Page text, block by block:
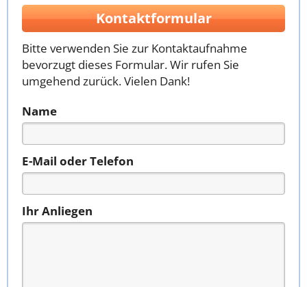
Kontaktformular
Bitte verwenden Sie zur Kontaktaufnahme
bevorzugt dieses Formular. Wir rufen Sie
umgehend zurück. Vielen Dank!
Name
E-Mail oder Telefon
Ihr Anliegen